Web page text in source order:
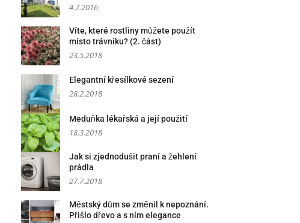
4.7.2016
Víte, které rostliny můžete použít
místo trávníku? (2. část)
23.5.2018
Elegantní křesílkové sezení
28.2.2018
Meduňka lékařská a její použití
18.3.2018
Jak si zjednodušit praní a žehlení
prádla
27.7.2018
Městský dům se změnil k nepoznání.
Přišlo dřevo a s ním elegance